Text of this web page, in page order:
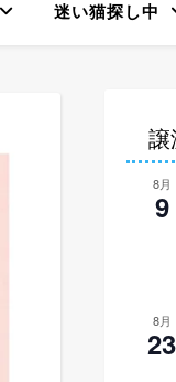
迷い猫探し中
譲
8月
9
8月
23